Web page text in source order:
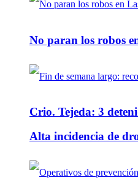
No paran los robos
Crio. Tejeda: 3
Alta incidencia de